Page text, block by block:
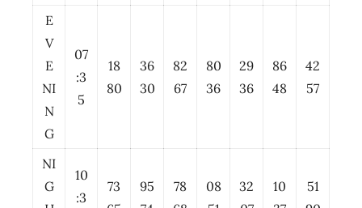
E
V
E
NI
N
G
07
:3
5
18
80
36
30
82
67
80
36
29
36
86
48
42
57
NI
G
10
:3
73
95
78
08
32
10
51